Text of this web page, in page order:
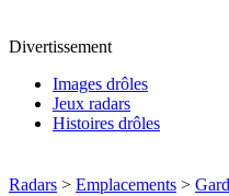
Divertissement
Images drôles
Jeux radars
Histoires drôles
Radars > Emplacements > Gard